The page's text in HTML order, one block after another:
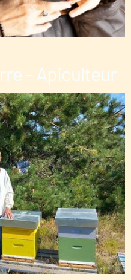
– Apiculteur